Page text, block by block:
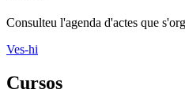
Consulteu l'agenda d'actes que
Ves-hi
Cursos